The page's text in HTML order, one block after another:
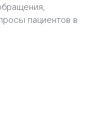
в Киеве
в Киеве
в Киеве
пациентов в